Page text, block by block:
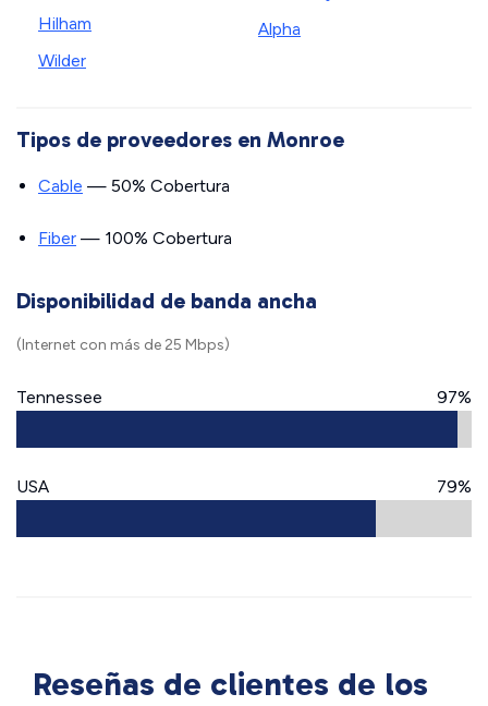
Hilham
Wilder
Alpha
Tipos de proveedores en Monroe
Cable — 50% Cobertura
Fiber — 100% Cobertura
Disponibilidad de banda ancha
(Internet con más de 25 Mbps)
Tennessee 97%
USA 79%
Reseñas de clientes de los